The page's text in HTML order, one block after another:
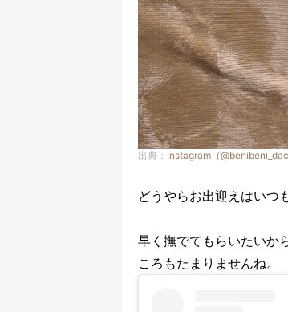
出典： Instagram（
どうやらお出迎えはいつ
早く撫でてもらいたいか
ころもたまりませんね。